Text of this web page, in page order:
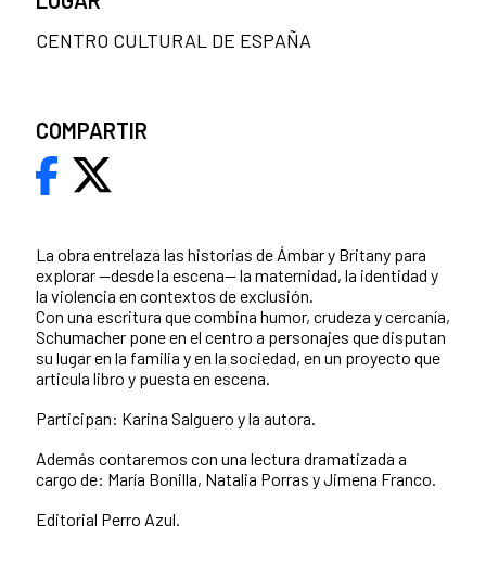
La obra entrelaza las historias de Ámbar y Britany para
explorar —desde la escena— la maternidad, la identidad y
la violencia en contextos de exclusión.
Con una escritura que combina humor, crudeza y cercanía,
Schumacher pone en el centro a personajes que disputan
su lugar en la familia y en la sociedad, en un proyecto que
articula libro y puesta en escena.
Participan: Karina Salguero y la autora.
Además contaremos con una lectura dramatizada a
cargo de: María Bonilla, Natalia Porras y Jimena Franco.
Editorial Perro Azul.
CENTRO CULTURAL DE ESPAÑA
COMPARTIR